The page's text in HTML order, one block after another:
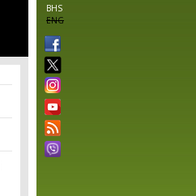
BHS
ENG